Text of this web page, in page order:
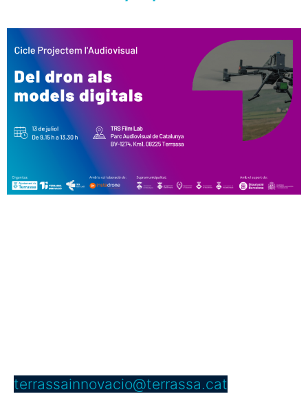
terrassainnovacio@terrassa.cat